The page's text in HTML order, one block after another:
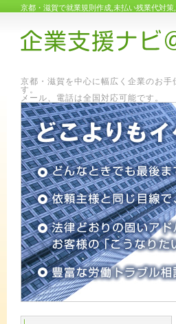
京都・滋賀で就業規則作成,未払い残業代対
京都・滋賀を中心に幅広く企業のお手
メール、電話は全国対応可能です。